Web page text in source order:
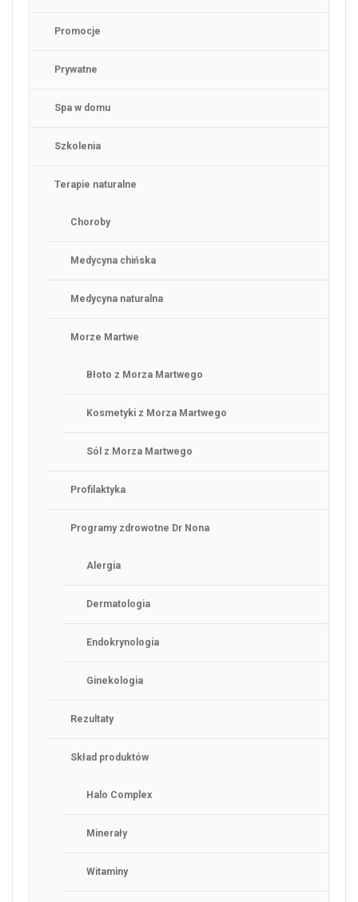
Promocje
Prywatne
Spa w domu
Szkolenia
Terapie naturalne
Choroby
Medycyna chińska
Medycyna naturalna
Morze Martwe
Błoto z Morza Martwego
Kosmetyki z Morza Martwego
Sól z Morza Martwego
Profilaktyka
Programy zdrowotne Dr Nona
Alergia
Dermatologia
Endokrynologia
Ginekologia
Rezultaty
Skład produktów
Halo Complex
Minerały
Witaminy